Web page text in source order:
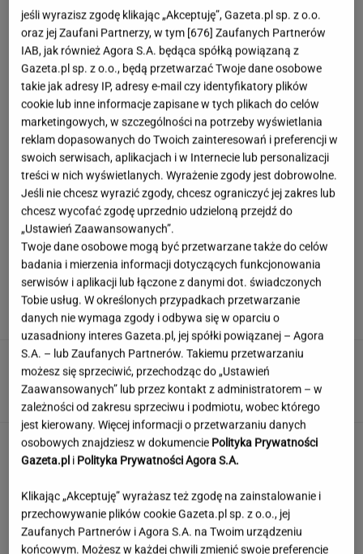
Hyży dosadnie odpowiedziała hejterom.
"Skończyła mi się cierpliwość"
Podajemy trzy miasta, a ty zgadujesz kraj.
Łatwizna? Nie do końca
Wieniawa jako jurorka "TzG" to
dobry pomysł? "Będzie musiała być uważna"
Nie czekaj, aż będzie za późno. To może
oznaczać, że szkoła przestała służyć dziecku
Siedem lat gehenny. "Spłacamy
kredyty za mieszkania, w których mieszkają
jeśli wyrazisz zgodę klikając „Akceptuję”, Gazeta.pl sp. z o.o.
oraz jej Zaufani Partnerzy, w tym [676] Zaufanych Partnerów
IAB, jak również Agora S.A. będąca spółką powiązaną z
Gazeta.pl sp. z o.o., będą przetwarzać Twoje dane osobowe
takie jak adresy IP, adresy e-mail czy identyfikatory plików
cookie lub inne informacje zapisane w tych plikach do celów
marketingowych, w szczególności na potrzeby wyświetlania
reklam dopasowanych do Twoich zainteresowań i preferencji w
swoich serwisach, aplikacjach i w Internecie lub personalizacji
treści w nich wyświetlanych. Wyrażenie zgody jest dobrowolne.
Jeśli nie chcesz wyrazić zgody, chcesz ograniczyć jej zakres lub
chcesz wycofać zgodę uprzednio udzieloną przejdź do
„Ustawień Zaawansowanych”.
Twoje dane osobowe mogą być przetwarzane także do celów
badania i mierzenia informacji dotyczących funkcjonowania
serwisów i aplikacji lub łączone z danymi dot. świadczonych
Tobie usług. W określonych przypadkach przetwarzanie
danych nie wymaga zgody i odbywa się w oparciu o
uzasadniony interes Gazeta.pl, jej spółki powiązanej – Agora
S.A. – lub Zaufanych Partnerów. Takiemu przetwarzaniu
możesz się sprzeciwić, przechodząc do „Ustawień
Zaawansowanych” lub przez kontakt z administratorem – w
zależności od zakresu sprzeciwu i podmiotu, wobec którego
jest kierowany. Więcej informacji o przetwarzaniu danych
osobowych znajdziesz w dokumencie Polityka Prywatności
Gazeta.pl i Polityka Prywatności Agora S.A.
Klikając „Akceptuję” wyrażasz też zgodę na zainstalowanie i
przechowywanie plików cookie Gazeta.pl sp. z o.o., jej
Zaufanych Partnerów i Agora S.A. na Twoim urządzeniu
końcowym. Możesz w każdej chwili zmienić swoje preferencje